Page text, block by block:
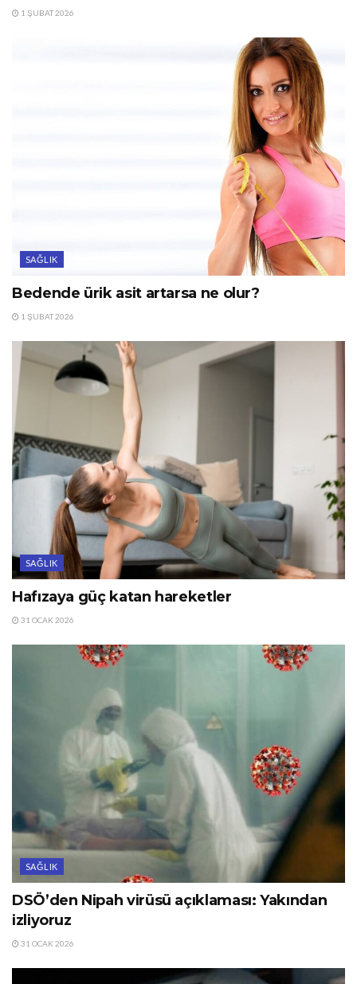
1 ŞUBAT 2026
SAĞLIK
Bedende ürik asit artarsa ne olur?
1 ŞUBAT 2026
SAĞLIK
Hafızaya güç katan hareketler
31 OCAK 2026
SAĞLIK
DSÖ’den Nipah virüsü açıklaması: Yakından
izliyoruz
31 OCAK 2026